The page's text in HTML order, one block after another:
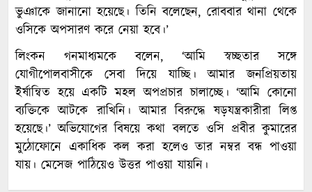
ভুঞাকে জানানো হয়েছে। তিনি বলেছেন, রোববার থানা থেকে
ওসিকে অপসারণ করে নেয়া হবে।’
লিংকন গনমাধ্যমকে বলেন, ‘আমি স্বচ্ছতার সঙ্গে
যোগীপোলবাসীকে সেবা দিয়ে যাচ্ছি। আমার জনপ্রিয়তায়
ইর্ষান্বিত হয়ে একটি মহল অপপ্রচার চালাচ্ছে। ‘আমি কোনো
ব্যক্তিকে আটকে রাখিনি। আমার বিরুদ্ধে ষড়যন্ত্রকারীরা লিপ্ত
হয়েছে।’ অভিযোগের বিষয়ে কথা বলতে ওসি প্রবীর কুমারের
মুঠোফোনে একাধিক কল করা হলেও তার নম্বর বন্ধ পাওয়া
যায়। মেসেজ পাঠিয়েও উত্তর পাওয়া যায়নি।